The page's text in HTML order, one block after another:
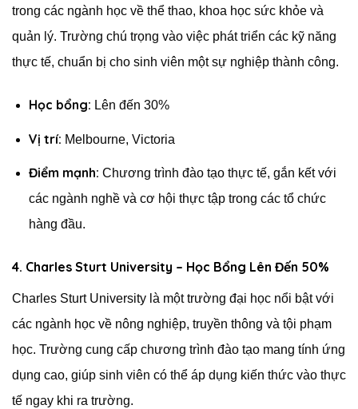
trong các ngành học về thể thao, khoa học sức khỏe và
quản lý. Trường chú trọng vào việc phát triển các kỹ năng
thực tế, chuẩn bị cho sinh viên một sự nghiệp thành công.
Học bổng: Lên đến 30%
Vị trí: Melbourne, Victoria
Điểm mạnh: Chương trình đào tạo thực tế, gắn kết với
các ngành nghề và cơ hội thực tập trong các tổ chức
hàng đầu.
4. Charles Sturt University – Học Bổng Lên Đến 50%
Charles Sturt University là một trường đại học nổi bật với
các ngành học về nông nghiệp, truyền thông và tội phạm
học. Trường cung cấp chương trình đào tạo mang tính ứng
dụng cao, giúp sinh viên có thể áp dụng kiến thức vào thực
tế ngay khi ra trường.